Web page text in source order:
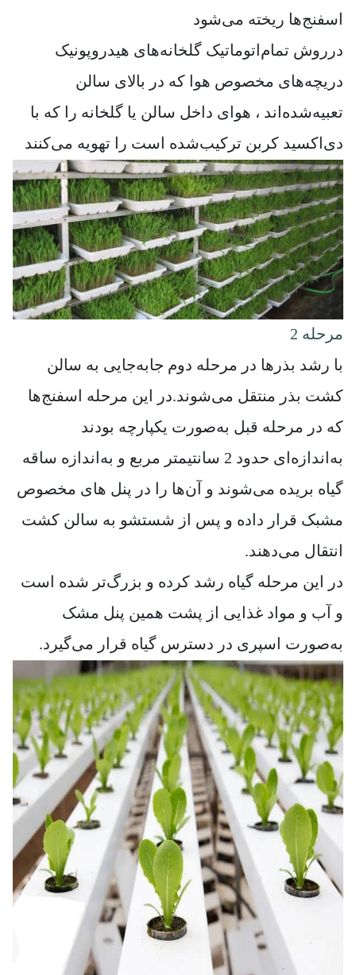
اسفنج‌ها ریخته می‌شود
درروش تمام‌اتوماتیک گلخانه‌های هیدروپونیک
دریچه‌های مخصوص هوا که در بالای سالن
تعبیه‌شده‌اند ، هوای داخل سالن یا گلخانه را که با
دی‌اکسید کربن ترکیب‌شده است را تهویه می‌کنند
مرحله 2
با رشد بذرها در مرحله دوم جابه‌جایی به سالن
کشت بذر منتقل می‌شوند.در این مرحله اسفنج‌ها
که در مرحله قبل به‌صورت یکپارچه بودند
به‌اندازه‌ای حدود 2 سانتیمتر مربع و به‌اندازه ساقه
گیاه بریده می‌شوند و آن‌ها را در پنل های مخصوص
مشبک قرار داده و پس از شستشو به سالن کشت
انتقال می‌دهند.
در این مرحله گیاه رشد کرده و بزرگ‌تر شده است
و آب و مواد غذایی از پشت همین پنل مشک
به‌صورت اسپری در دسترس گیاه قرار می‌گیرد.